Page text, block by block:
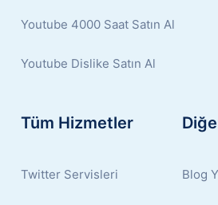
Youtube 4000 Saat Satın Al
Youtube Dislike Satın Al
Tüm Hizmetler
Twitter Servisleri Blog